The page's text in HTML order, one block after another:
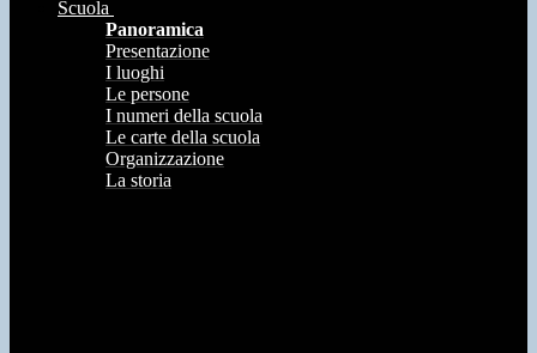
Scuola
Panoramica
Presentazione
I luoghi
Le persone
I numeri della scuola
Le carte della scuola
Organizzazione
La storia